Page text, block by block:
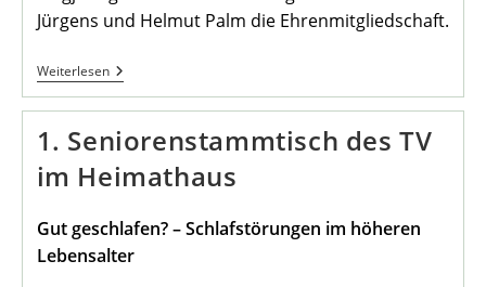
Jürgens und Helmut Palm die Ehrenmitgliedschaft.
WeiterlesenEhrenmitgliedschaften
1. Seniorenstammtisch des TV
im Heimathaus
Gut geschlafen? – Schlafstörungen im höheren
Lebensalter